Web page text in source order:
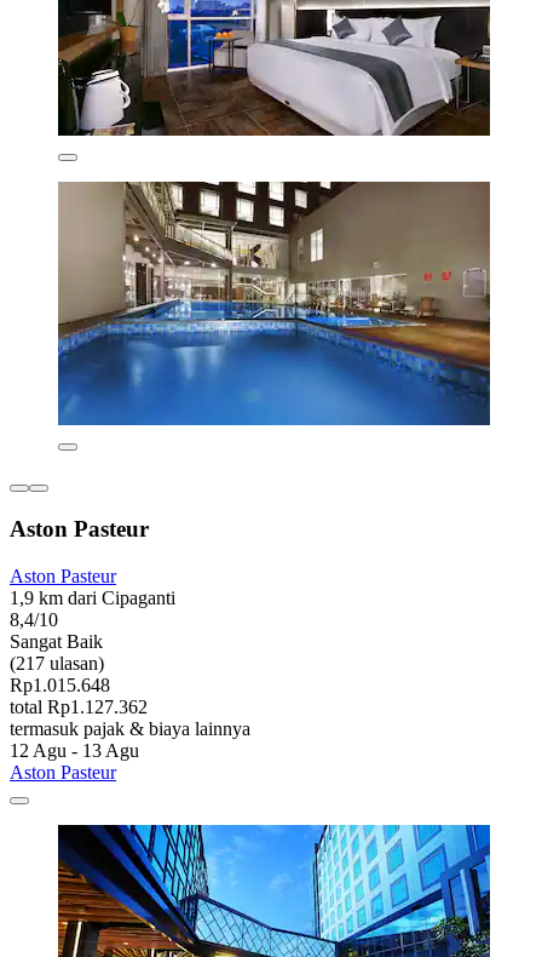
Aston Pasteur
Aston Pasteur
1,9 km dari Cipaganti
8,4/10
Sangat Baik
(217 ulasan)
Rp1.015.648
total Rp1.127.362
termasuk pajak & biaya lainnya
12 Agu - 13 Agu
Aston Pasteur